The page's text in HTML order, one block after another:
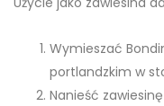
Wymieszać
portlandzkim w
Nanieść